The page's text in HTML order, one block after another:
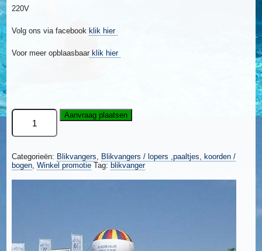
220V
Volg ons via facebook klik hier
Voor meer opblaasbaarklik hier
Dak
aantal
Aanvraag plaatsen
Categorieën: Blikvangers
Blikvangers / lopers ,paaltjes, koorden /
bogen, Winkel promotie Tag: blikvanger